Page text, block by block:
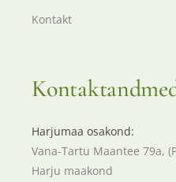
Kontakt
Harjumaa osakond:
Vana-Tartu Maantee 79a,
Harju maakond